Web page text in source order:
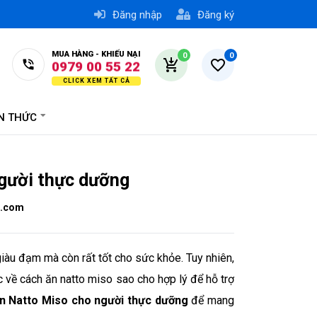
Đăng nhập Đăng ký
0
0
MUA HÀNG - KHIẾU NẠI
0776 74 55 22
0979 00 55 22
0779 74 55 22
THỨC
thực dưỡng
đạm mà còn rất tốt cho sức khỏe. Tuy nhiên,
cách ăn natto miso sao cho hợp lý để hỗ trợ
Natto Miso cho người thực dưỡng để mang